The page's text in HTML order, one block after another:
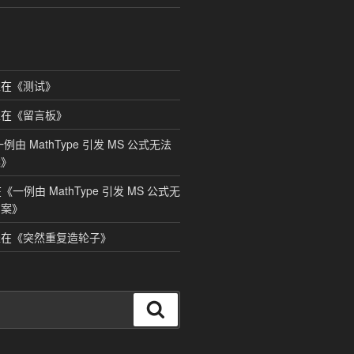
《测试》
《留言板》
例由 MathType 引发 MS 公式无法
》
一例由 MathType 引发 MS 公式无
》
《突然重复造轮子》
索